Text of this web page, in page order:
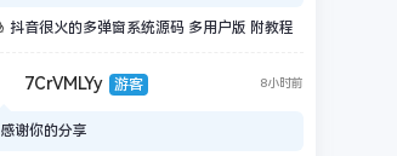
抖音很火的多弹窗系统源码 多用户版 附教程
7CrVMLYy 游客 8小时前
感谢你的分享